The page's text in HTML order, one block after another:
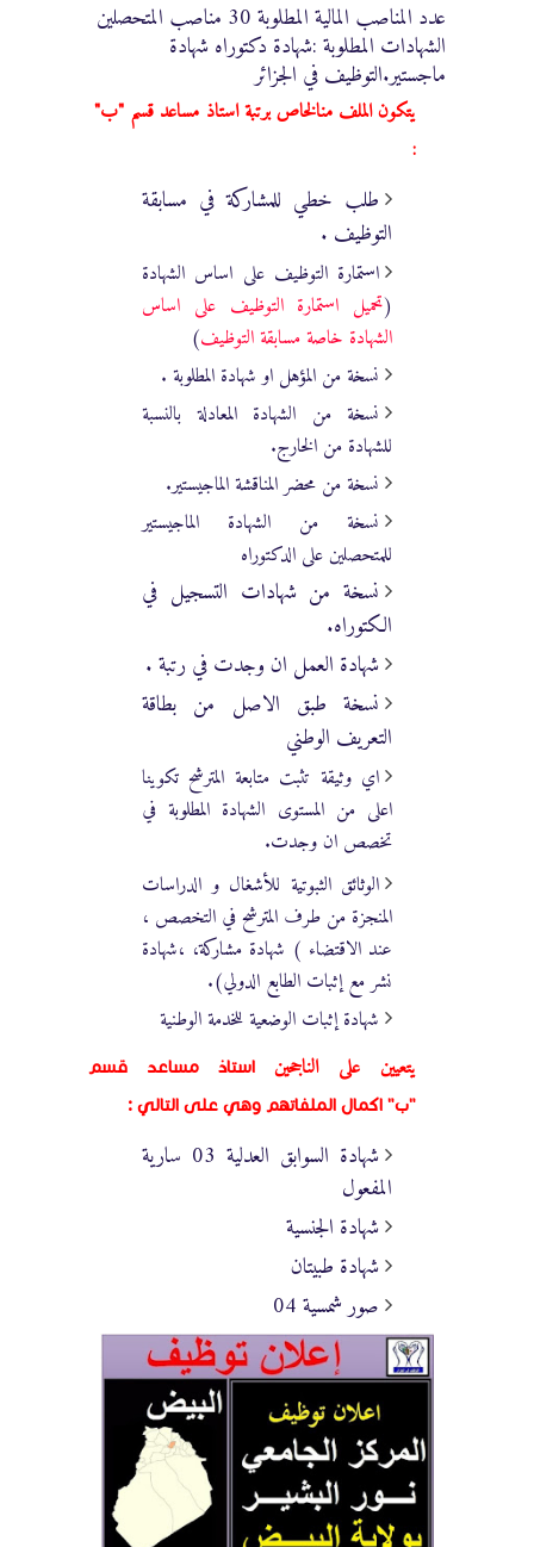
عدد المناصب المالية المطلوبة 30 مناصب المتحصلين
الشهادات المطلوبة :شهادة دكتوراه شهادة
ماجستير.التوظيف في الجزائر
يتكون الملف منالخاص برتبةاستاذ مساعد قسم "ب"
:
طلب خطي للمشاركة في مسابقة
التوظيف .
استمارة التوظيف على اساس الشهادة
(تحميل استمارة التوظيف على اساس
الشهادة خاصة مسابقة التوظيف)
نسخة من المؤهل او شهادة المطلوبة .
نسخة من الشهادة المعادلة بالنسبة
للشهادة من الخارج.
نسخة من محضر المناقشة الماجيستير.
نسخة من الشهادة الماجيستير
للمتحصلين على الدكتوراه
نسخة من شهادات التسجيل في
الكتوراه.
شهادة العمل ان وجدت في رتبة .
نسخة طبق الاصل من بطاقة
التعريف الوطني
اي وثيقة تثبت متابعة المترشح تكوينا
اعلى من المستوى الشهادة المطلوبة في
تخصص ان وجدت.
الوثائق الثبوتية للأشغال و الدراسات
المنجزة من طرف المترشح في التخصص ،
عند الاقتضاء ) شهادة مشاركة، ،شهادة
نشر مع إثبات الطابع الدولي).
شهادة إثبات الوضعية للخدمة الوطنية
يتعيين على الناجحيناستاذ مساعد قسم
"ب" اكمال الملفاتهم وهي على التالي :
شهادة السوابق العدلية 03 سارية
المفعول
شهادة الجنسية
شهادة طبيتان
صور شمسية 04